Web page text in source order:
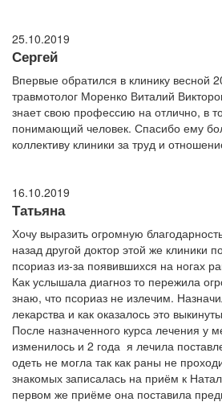
25.10.2019
Сергей
Впервые обратился в клинику весной
травмотолог Моренко Виталий
знает свою профессию на отлично, в
понимающий человек. Спасибо ему
коллективу клиники за труд и
16.10.2019
Татьяна
Хочу выразить огромную
назад другой доктор этой же клиники
псориаз из-за появившихся на ногах
Как услышала диагноз то пережила
знаю, что псориаз не излечим.
лекарства и как оказалось это
После назначенного курса лечения у
изменилось и 2 года я лечила
одеть не могла так как раны не
знакомых записалась на приём к
первом же приёме она поставила